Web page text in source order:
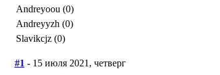
Andreyoou (0)
Andreyyzh (0)
Slavikcjz (0)
#1 - 15 июля 2021, четверг